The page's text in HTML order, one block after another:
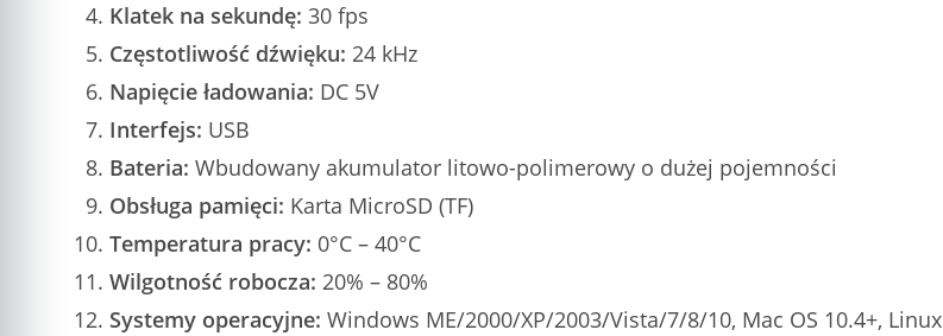
Klatek na sekundę: 30 fps
Częstotliwość dźwięku: 24 kHz
Napięcie ładowania: DC 5V
Interfejs: USB
Bateria: Wbudowany akumulator litowo-polimerowy o dużej pojemności
Obsługa pamięci: Karta MicroSD (TF)
Temperatura pracy: 0°C – 40°C
Wilgotność robocza: 20% – 80%
Systemy operacyjne: Windows ME/2000/XP/2003/Vista/7/8/10, Mac OS 10.4+, Linux